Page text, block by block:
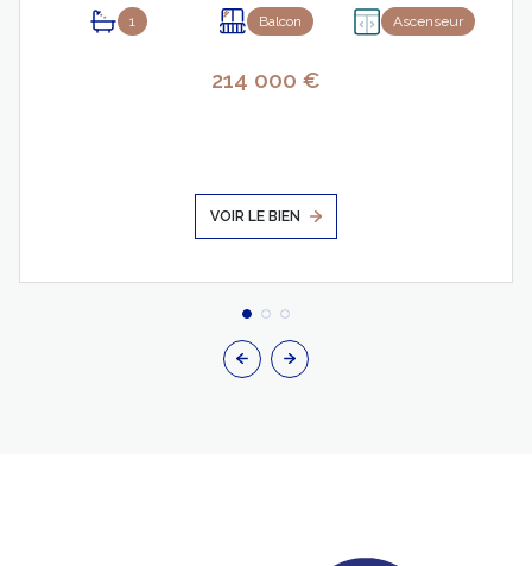
1 Balcon Ascenseur
214 000 €
VOIR LE BIEN